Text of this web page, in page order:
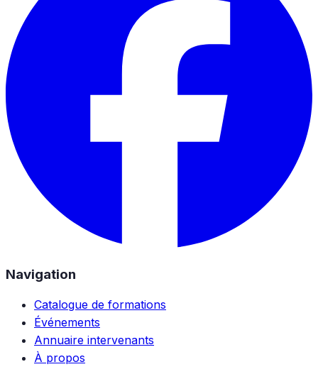
Navigation
Catalogue de formations
Événements
Annuaire intervenants
À propos